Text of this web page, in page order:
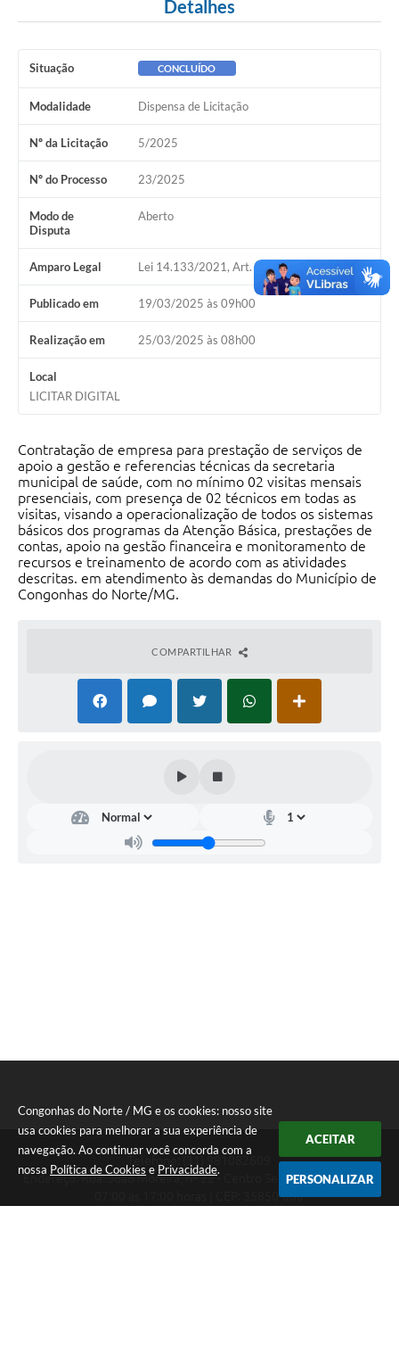
Congonhas do Norte / MG e os cookies: nosso site
usa cookies para melhorar a sua experiência de
navegação. Ao continuar você concorda com a
nossa Política de Cookies e Privacidade.
ACEITAR
PERSONALIZAR
Detalhes
Situação CONCLUÍDO
Modalidade Dispensa de Licitação
Nº da Licitação 5/2025
Nº do Processo 23/2025
Modo de
Disputa
Aberto
Amparo Legal Lei 14.133/2021, Art. 1º, § 2º
Publicado em 19/03/2025 às 09h00
Realização em 25/03/2025 às 08h00
Local
LICITAR DIGITAL
Contratação de empresa para prestação de serviços de
apoio a gestão e referencias técnicas da secretaria
municipal de saúde, com no mínimo 02 visitas mensais
presenciais, com presença de 02 técnicos em todas as
visitas, visando a operacionalização de todos os sistemas
básicos dos programas da Atenção Básica, prestações de
contas, apoio na gestão financeira e monitoramento de
recursos e treinamento de acordo com as atividades
descritas. em atendimento às demandas do Município de
Congonhas do Norte/MG.
COMPARTILHAR
Endereço: Rua: João Moreira, nº 22 - Centro Segunda a Sexta das
07:00 as 17:00 horas | CEP: 35850-000